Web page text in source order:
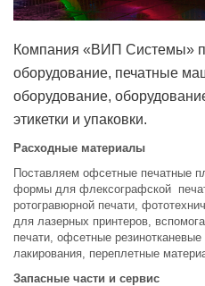
Компания «ВИП Системы»
оборудование, печатные
оборудование,
этикетки и упаковки.
Расходные материалы
Поставляем офсетные печатные
формы для флексографской
ротогравюрной печати,
для лазерных принтеров,
печати, офсетные
лакирования, переплетные
Запасные части и сервис